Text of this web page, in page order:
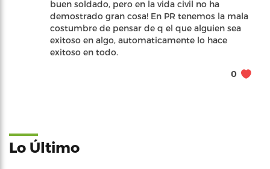
buen soldado, pero en la vida civil no ha
demostrado gran cosa! En PR tenemos la mala
costumbre de pensar de q el que alguien sea
exitoso en algo, automaticamente lo hace
exitoso en todo.
0
Lo Último